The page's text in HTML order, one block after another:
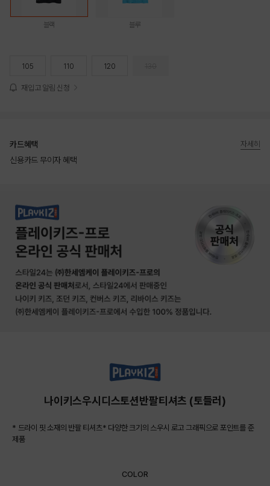
블랙 블루
105 110 120
재입고 알림 신청
카드혜택
신용카드 무이자 혜택
자세히
나이키스우시디스토션반팔티셔츠 (토들러)
* 드라이 핏 소재의 반팔 티셔츠* 다양한 크기의 스우시 로고 그래픽으로 포인트를 준
제품
COLOR